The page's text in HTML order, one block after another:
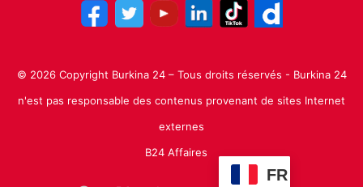
© 2026 Copyright Burkina 24 – Tous droits réservés - Burkina 24
n'est pas responsable des contenus provenant de sites Internet
externes
B24 Affaires
FR